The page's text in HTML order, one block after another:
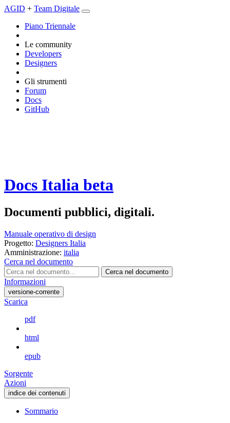
AGID + Team Digitale
Piano Triennale
Le community
Developers
Designers
Gli strumenti
Forum
Docs
GitHub
Docs Italia beta
Documenti pubblici, digitali.
Manuale operativo di design
Progetto: Designers Italia
Amministrazione: italia
Cerca nel documento
Cerca nel documento
Informazioni
versione-corrente
Scarica
pdf
html
epub
Sorgente
Azioni
indice dei contenuti
Sommario